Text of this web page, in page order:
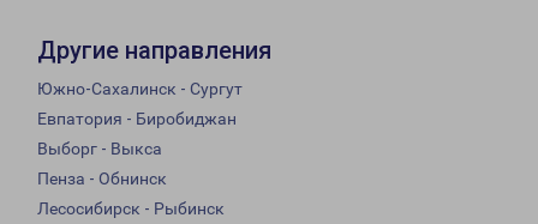
Другие направления
Южно-Сахалинск - Сургут
Евпатория - Биробиджан
Выборг - Выкса
Пенза - Обнинск
Лесосибирск - Рыбинск